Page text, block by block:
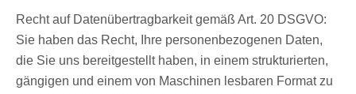
Recht auf Datenübertragbarkeit gemäß Art. 20 DSGVO:
Sie haben das Recht, Ihre personenbezogenen Daten,
die Sie uns bereitgestellt haben, in einem strukturierten,
gängigen und einem von Maschinen lesbaren Format zu